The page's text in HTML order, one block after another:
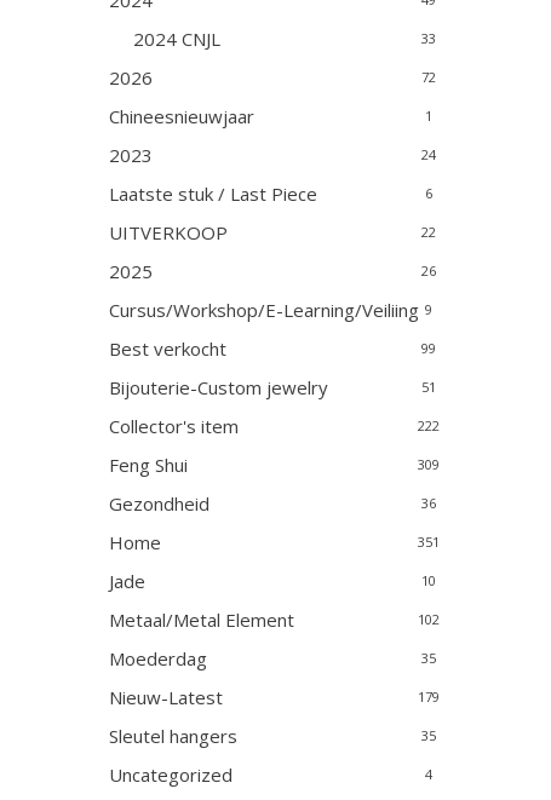
2024 CNJL 33
2026 72
Chineesnieuwjaar 1
2023 24
Laatste stuk / Last Piece 6
UITVERKOOP 22
2025 26
Cursus/Workshop/E-Learning/Veiliing 9
Best verkocht 99
Bijouterie-Custom jewelry 51
Collector's item 222
Feng Shui 309
Gezondheid 36
Home 351
Jade 10
Metaal/Metal Element 102
Moederdag 35
Nieuw-Latest 179
Sleutel hangers 35
Uncategorized 4